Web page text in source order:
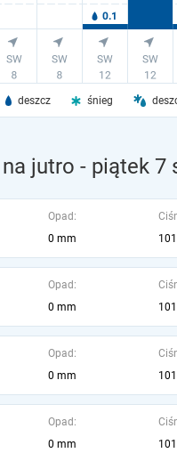
deszcz śnieg
jutro - piątek 7
Opad:
0 mm
Opad:
0 mm
Opad:
0 mm
Opad:
0 mm